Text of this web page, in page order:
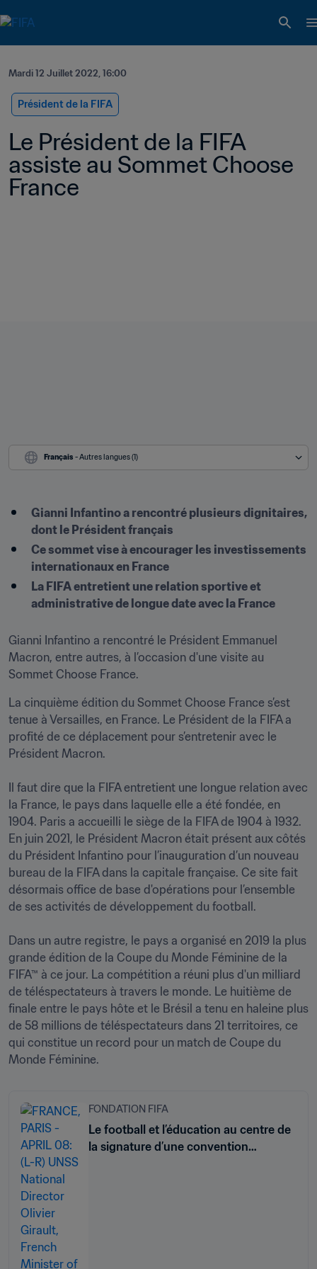
Mardi 12 Juillet 2022, 16:00
Président de la FIFA
Le Président de la FIFA
assiste au Sommet Choose
France
Français - Autres langues (1)
Gianni Infantino a rencontré plusieurs dignitaires,
dont le Président français
Ce sommet vise à encourager les investissements
internationaux en France
La FIFA entretient une relation sportive et
administrative de longue date avec la France
Gianni Infantino a rencontré le Président Emmanuel
Macron, entre autres, à l’occasion d'une visite au
Sommet Choose France.
La cinquième édition du Sommet Choose France s’est
tenue à Versailles, en France. Le Président de la FIFA a
profité de ce déplacement pour s’entretenir avec le
Président Macron.
Il faut dire que la FIFA entretient une longue relation avec
la France, le pays dans laquelle elle a été fondée, en
1904. Paris a accueilli le siège de la FIFA de 1904 à 1932.
En juin 2021, le Président Macron était présent aux côtés
du Président Infantino pour l’inauguration d’un nouveau
bureau de la FIFA dans la capitale française. Ce site fait
désormais office de base d'opérations pour l’ensemble
de ses activités de développement du football.
Dans un autre registre, le pays a organisé en 2019 la plus
grande édition de la Coupe du Monde Féminine de la
FIFA™ à ce jour. La compétition a réuni plus d'un milliard
de téléspectateurs à travers le monde. Le huitième de
finale entre le pays hôte et le Brésil a tenu en haleine plus
de 58 millions de téléspectateurs dans 21 territoires, ce
qui constitue un record pour un match de Coupe du
FONDATION FIFA
Le football et l’éducation au centre de
la signature d’une convention